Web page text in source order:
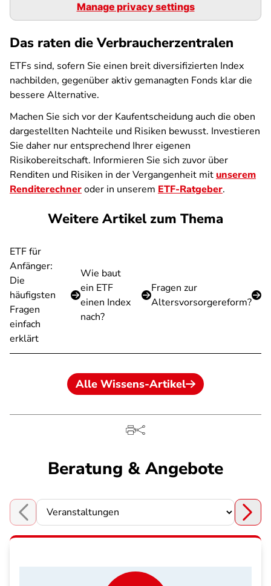
Manage privacy settings
Das raten die Verbraucherzentralen
ETFs sind, sofern Sie einen breit diversifizierten Index
nachbilden, gegenüber aktiv gemanagten Fonds klar die
bessere Alternative.
Machen Sie sich vor der Kaufentscheidung auch die oben
dargestellten Nachteile und Risiken bewusst. Investieren
Sie daher nur entsprechend Ihrer eigenen
Risikobereitschaft. Informieren Sie sich zuvor über
Renditen und Risiken in der Vergangenheit mitunserem
Renditerechneroder in unserem ETF-Ratgeber.
Weitere Artikel zum Thema
ETF für
Anfänger:
Die
häufigsten
Fragen
einfach
erklärt
Wie baut
ein ETF
einen Index
nach?
Fragen zur
Altersvorsorgereform?
Alle Wissens-Artikel
Beratung & Angebote
Choose a section